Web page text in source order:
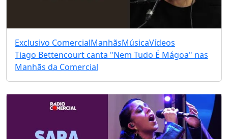
Exclusivo ComercialManhãsMúsicaVídeos
Tiago Bettencourt canta "Nem Tudo É Mágoa" nas
Manhãs da Comercial